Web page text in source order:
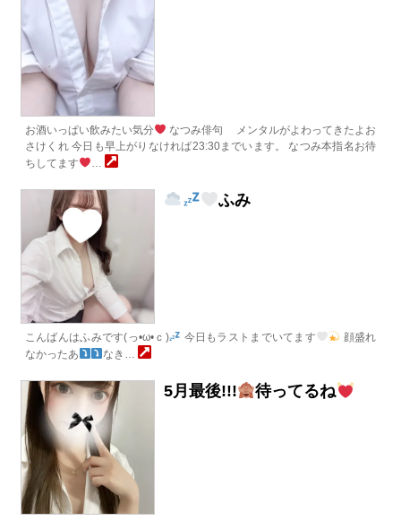
お酒いっぱい飲みたい気分
なつみ俳句 メンタルがよわってきたよお
さけくれ 今日も早上がりなければ23:30までいます。 なつみ本指名お待
ちしてます
…
ふみ
こんばんはふみです(っ•ω•ｃ) 今日もラストまでいてます
顔盛れ
なかったあ
なき…
5月最後!!! 待ってるね